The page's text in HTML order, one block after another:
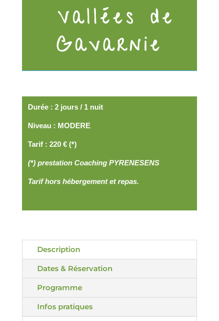
Vallées de
Gavarnie
Durée : 2 jours / 1 nuit
Niveau : MODERE
Tarif : 220 € (*)
(*) prestation Coaching PYRENESENS
Tarif hors hébergement et repas.
Description
Dates & Réservation
Programme
Infos pratiques